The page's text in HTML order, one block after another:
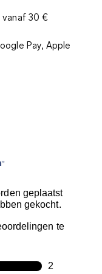
vanaf 30 €
Pay, Apple
geplaatst
gekocht.
te
2